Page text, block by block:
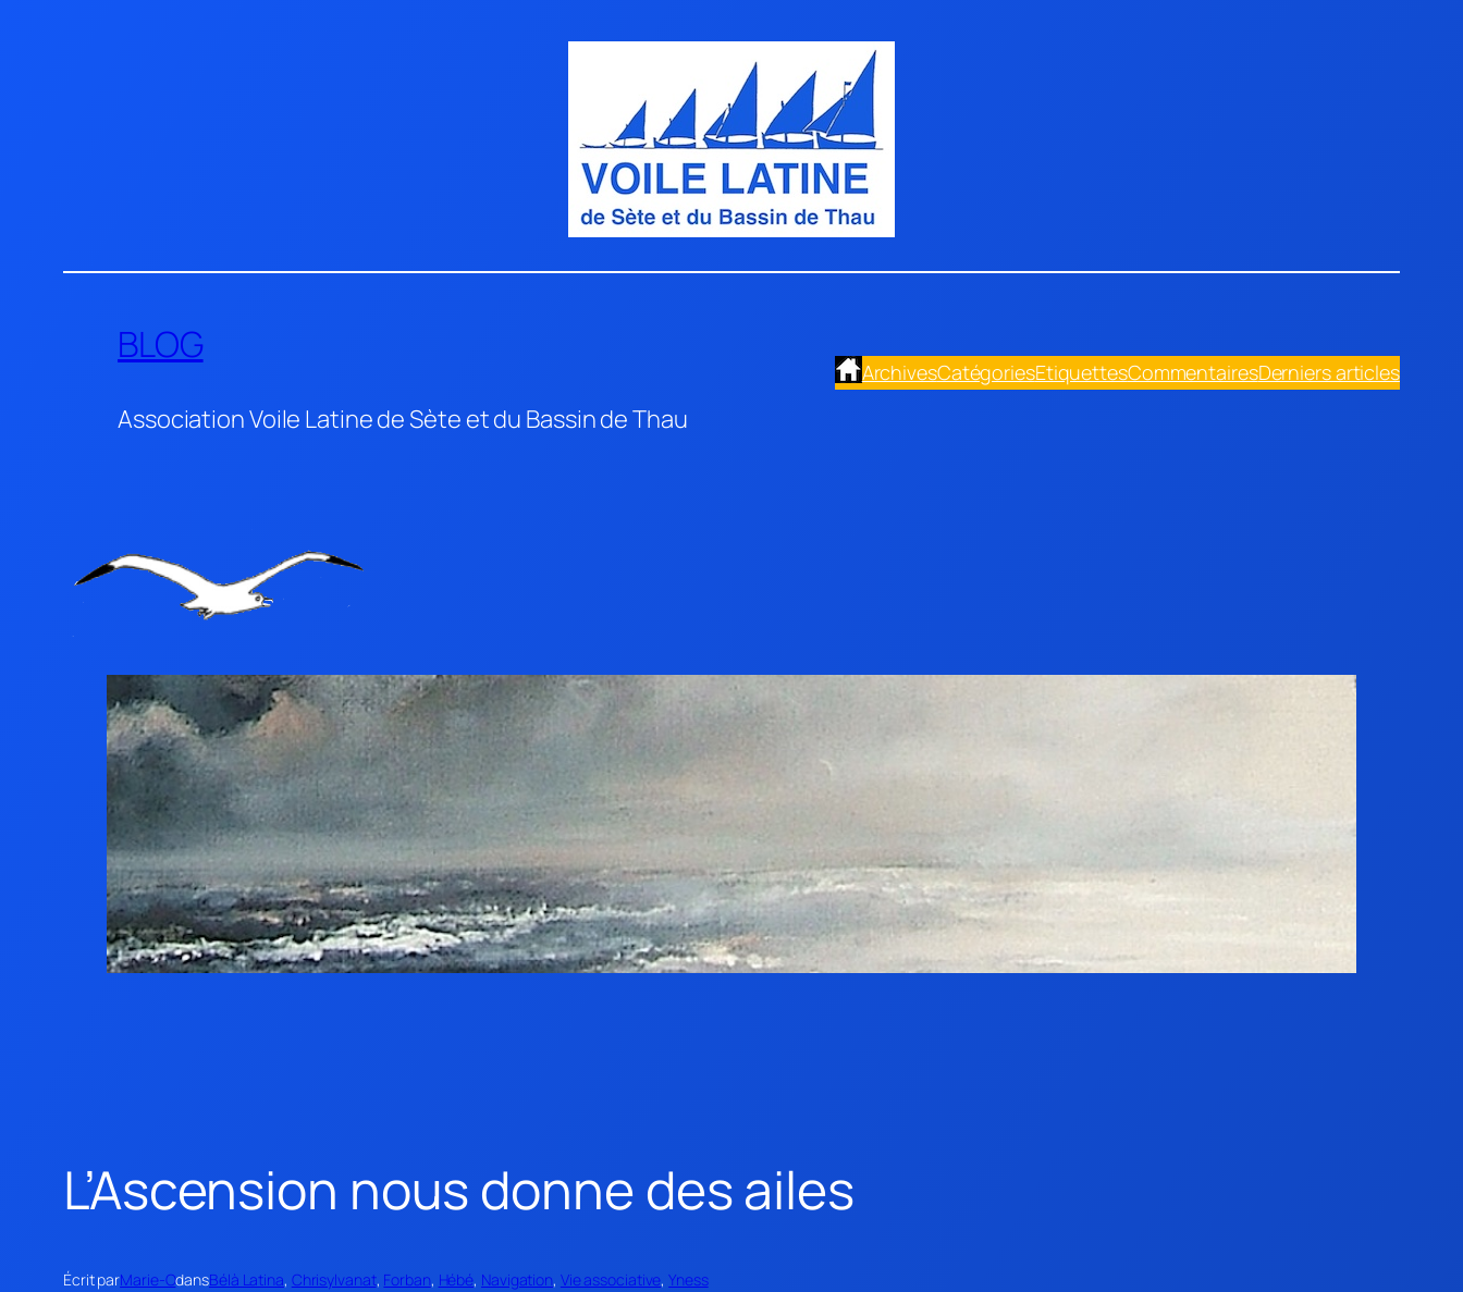
BLOG
Association Voile Latine de Sète et du Bassin de Thau
ArchivesCatégoriesEtiquettesCommentairesDerniers articles
L’Ascension nous donne des ailes
Écrit parMarie-OdansBélà Latina, Chrisylvanat, Forban, Hébé, Navigation, Vie associative, Yness